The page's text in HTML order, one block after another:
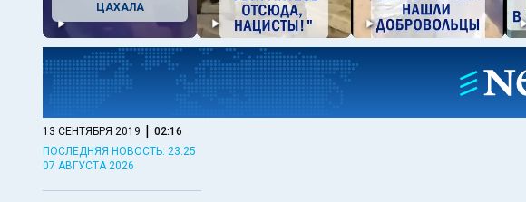
ЦАХАЛА
13 СЕНТЯБРЯ 2019 | 02:16
ПОСЛЕДНЯЯ НОВОСТЬ: 23:25
07 АВГУСТА 2026